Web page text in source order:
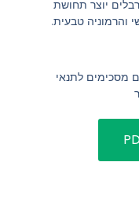
יוצר תחושת
והרמוניה טבעית.
מסכימים לתנאי